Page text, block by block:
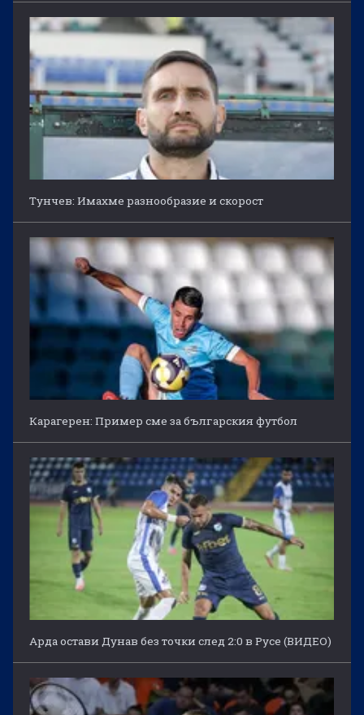
Тунчев: Имахме разнообразие и скорост
Карагерен: Пример сме за българския футбол
Арда остави Дунав без точки след 2:0 в Русе (ВИДЕО)